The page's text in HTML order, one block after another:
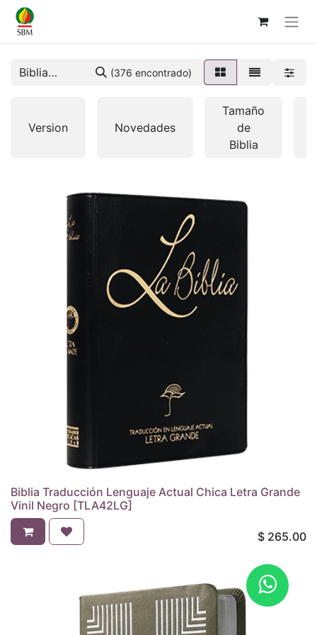
(376 encontrado)
Version Novedades
Tamaño
de
Biblia
Biblia Traducción Lenguaje Actual Chica Letra Grande
Vinil Negro [TLA42LG]
$ 265.00